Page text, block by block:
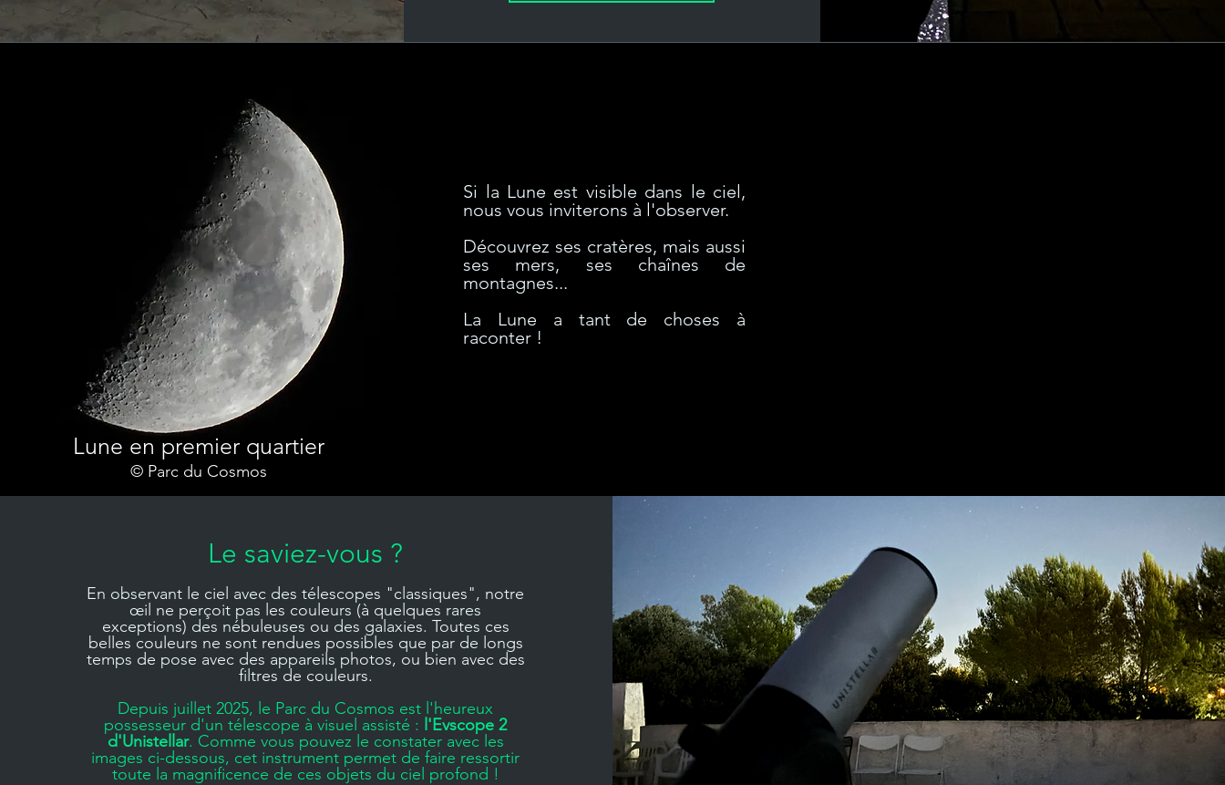
Lune en premier quartier
© Parc du Cosmos
Si la Lune est visible dans le ciel,
nous vous inviterons à l'observer.
Découvrez ses cratères, mais aussi
ses mers, ses chaînes de
montagnes...
La Lune a tant de choses à
raconter !
Le saviez-vous ?
En observant le ciel avec des télescopes "classiques", notre
œil ne perçoit pas les couleurs (à quelques rares
exceptions) des nébuleuses ou des galaxies. Toutes ces
belles couleurs ne sont rendues possibles que par de longs
temps de pose avec des appareils photos, ou bien avec des
filtres de couleurs.
Depuis juillet 2025, le Parc du Cosmos est l'heureux
possesseur d'un télescope à visuel assisté : l'Evscope 2
d'Unistellar. Comme vous pouvez le constater avec les
images ci-dessous, cet instrument permet de faire ressortir
toute la magnificence de ces objets du ciel profond !